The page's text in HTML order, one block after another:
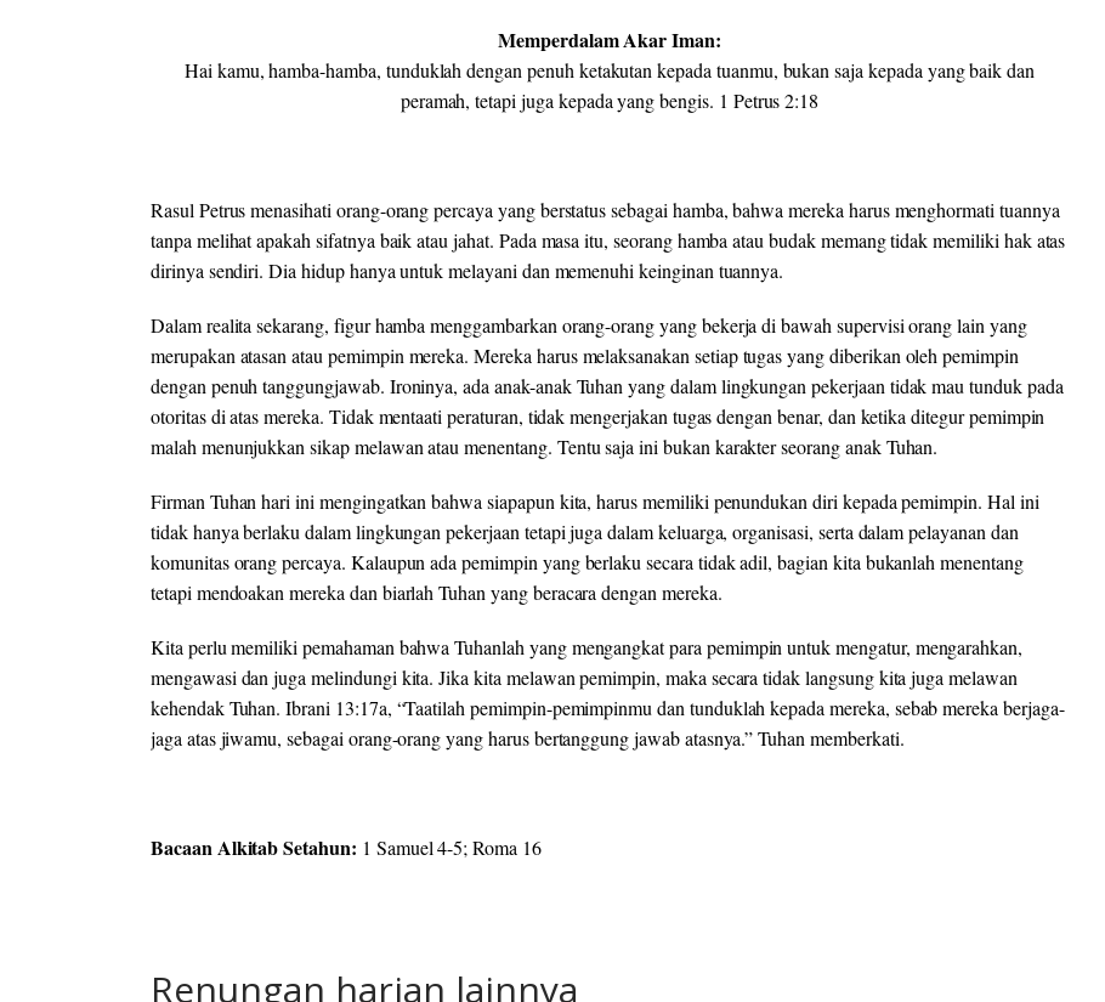
Memperdalam Akar Iman:
Hai kamu, hamba-hamba, tunduklah dengan penuh ketakutan kepada tuanmu, bukan saja kepada yang baik dan
peramah, tetapi juga kepada yang bengis. 1 Petrus 2:18
Rasul Petrus menasihati orang-orang percaya yang berstatus sebagai hamba, bahwa mereka harus menghormati tuannya
tanpa melihat apakah sifatnya baik atau jahat. Pada masa itu, seorang hamba atau budak memang tidak memiliki hak atas
dirinya sendiri. Dia hidup hanya untuk melayani dan memenuhi keinginan tuannya.
Dalam realita sekarang, figur hamba menggambarkan orang-orang yang bekerja di bawah supervisi orang lain yang
merupakan atasan atau pemimpin mereka. Mereka harus melaksanakan setiap tugas yang diberikan oleh pemimpin
dengan penuh tanggungjawab. Ironinya, ada anak-anak Tuhan yang dalam lingkungan pekerjaan tidak mau tunduk pada
otoritas di atas mereka. Tidak mentaati peraturan, tidak mengerjakan tugas dengan benar, dan ketika ditegur pemimpin
malah menunjukkan sikap melawan atau menentang. Tentu saja ini bukan karakter seorang anak Tuhan.
Firman Tuhan hari ini mengingatkan bahwa siapapun kita, harus memiliki penundukan diri kepada pemimpin. Hal ini
tidak hanya berlaku dalam lingkungan pekerjaan tetapi juga dalam keluarga, organisasi, serta dalam pelayanan dan
komunitas orang percaya. Kalaupun ada pemimpin yang berlaku secara tidak adil, bagian kita bukanlah menentang
tetapi mendoakan mereka dan biarlah Tuhan yang beracara dengan mereka.
Kita perlu memiliki pemahaman bahwa Tuhanlah yang mengangkat para pemimpin untuk mengatur, mengarahkan,
mengawasi dan juga melindungi kita. Jika kita melawan pemimpin, maka secara tidak langsung kita juga melawan
kehendak Tuhan. Ibrani 13:17a, “Taatilah pemimpin-pemimpinmu dan tunduklah kepada mereka, sebab mereka berjaga-
jaga atas jiwamu, sebagai orang-orang yang harus bertanggung jawab atasnya.” Tuhan memberkati.
Bacaan Alkitab Setahun: 1 Samuel 4-5; Roma 16
Renungan harian lainnya